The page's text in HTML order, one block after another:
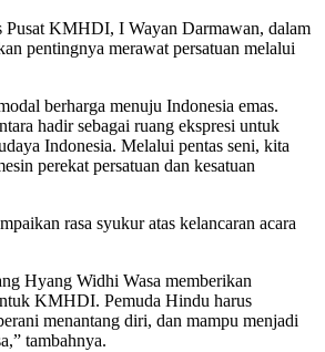
Pusat KMHDI, I Wayan Darmawan, dalam
pentingnya merawat persatuan melalui
berharga menuju Indonesia emas.
hadir sebagai ruang ekspresi untuk
Indonesia. Melalui pentas seni, kita
perekat persatuan dan kesatuan
rasa syukur atas kelancaran acara
Hyang Widhi Wasa memberikan
KMHDI. Pemuda Hindu harus
menantang diri, dan mampu menjadi
tambahnya.